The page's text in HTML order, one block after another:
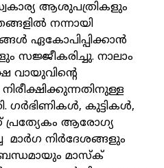
ആശുപത്രികളും
നന്നായി
ഏകോപിപ്പിക്കാന്‍
സജ്ജീകരിച്ചു. നാലാം
വായുവിന്റെ
ഗര്‍ഭിണികള്‍, കുട്ടികള്‍,
പ്രത്യേകം ആരോഗ്യ
നിര്‍ദേശങ്ങളും
മാസ്‌ക്